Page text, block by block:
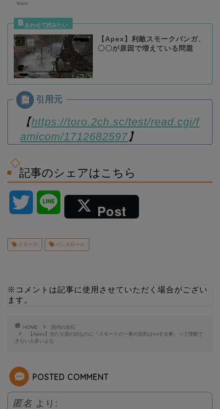
Marin
【Apex】利敵スモークバンガ、
〇〇が原因で増えている問題
【https://toro.2ch.sc/test/read.cgi/f
amicom/1712682597 】
記事のシェアはこちら
i
r
n
Post
スモーク バンガロール
※コメントは記事に使用させていただく場合がござい
ます。
HOME
国内の反応
【Apex】当たり前の話なのに『スモークの一番の役割は○○する事』って理解で
きない人多いよな
POSTED COMMENT
匿名 より: